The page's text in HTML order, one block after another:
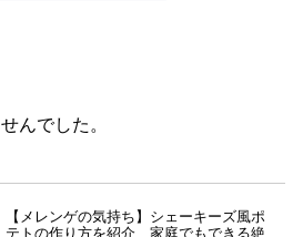
んでした。
【メレンゲの気持ち】シェーキーズ風ポ
テトの作り方を紹介、家庭でもできる絶